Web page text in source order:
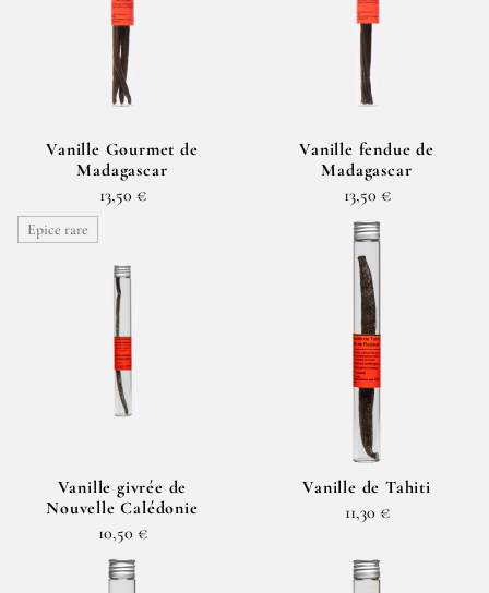
Vanille Gourmet de
Madagascar
13,50 €
Vanille fendue de
Madagascar
13,50 €
Epice rare
Vanille givrée de
Nouvelle Calédonie
10,50 €
Vanille de Tahiti
11,30 €